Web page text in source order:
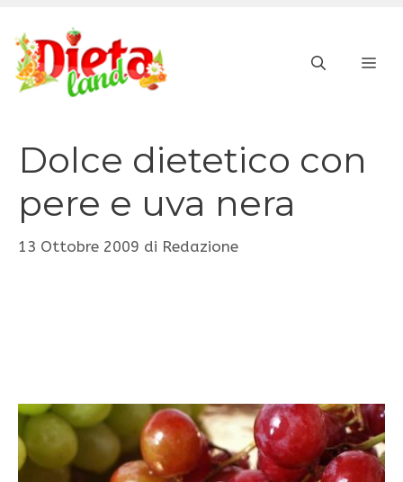
contenuto
Dolce dietetico con
pere e uva nera
13 Ottobre 2009 di Redazione